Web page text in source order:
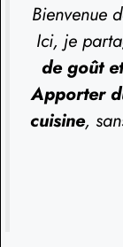
Bienvenue
Ici, je
de goût
Apporter
cuisine,